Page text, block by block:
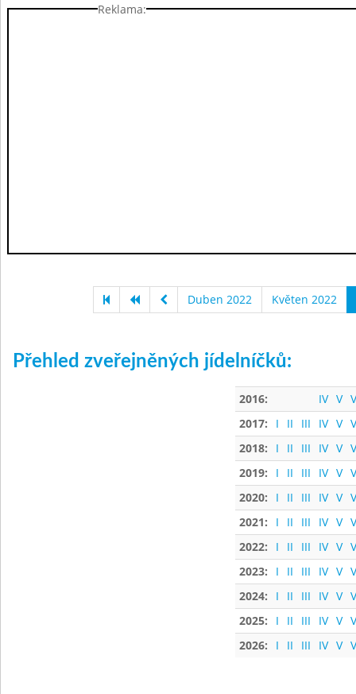
Reklama:
Duben 2022 Květen 2022
Přehled zveřejněných jídelníčků:
2016: IV V
2017:
I II III IV V
2018:
I II III IV V
2019:
I II III IV V
2020:
I II III IV V
2021:
I II III IV V
2022:
I II III IV V
2023:
I II III IV V
2024:
I II III IV V
2025:
I II III IV V
2026:
I II III IV V